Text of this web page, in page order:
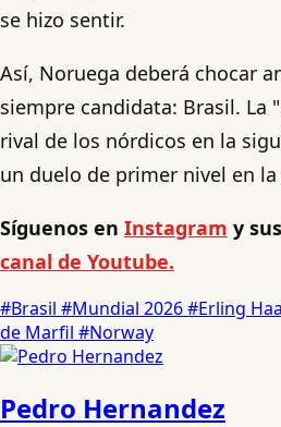
se hizo sentir.
Así, Noruega deberá chocar
siempre candidata: Brasil. La
rival de los nórdicos en la
un duelo de primer nivel en
Síguenos en Instagram y
canal de Youtube.
#Brasil #Mundial 2026#Erling
de Marfil #Norway
Pedro Hernandez